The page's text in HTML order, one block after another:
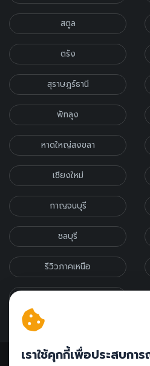
สตูล
ตรัง
สุราษฎร์ธานี
พัทลุง
หาดใหญ่สงขลา
เชียงใหม่
กาญจนบุรี
ชลบุรี
รีวิวภาคเหนือ
เราใช้คุกกี้เพื่อประสบก